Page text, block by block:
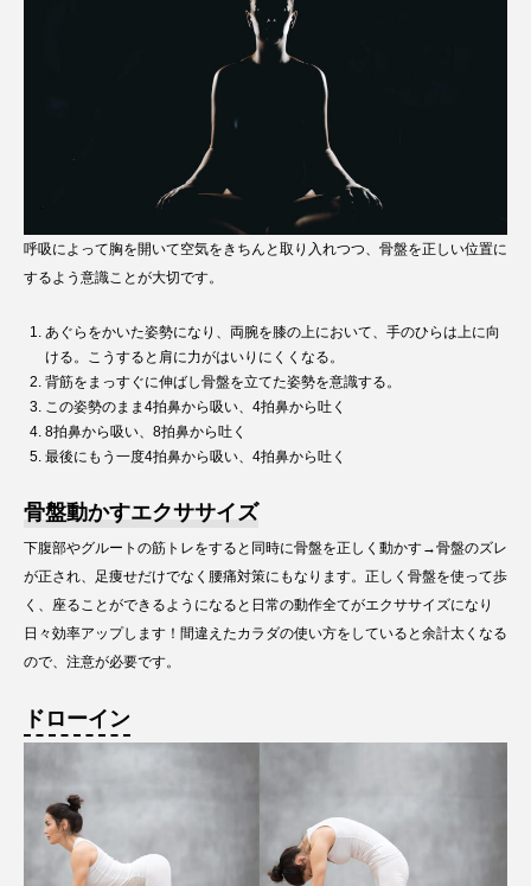
呼吸によって胸を開いて空気をきちんと取り入れつつ、骨盤を正しい位置に
するよう意識ことが大切です。
あぐらをかいた姿勢になり、両腕を膝の上において、手のひらは上に向
ける。こうすると肩に力がはいりにくくなる。
背筋をまっすぐに伸ばし骨盤を立てた姿勢を意識する。
この姿勢のまま4拍鼻から吸い、4拍鼻から吐く
8拍鼻から吸い、8拍鼻から吐く
最後にもう一度4拍鼻から吸い、4拍鼻から吐く
骨盤動かすエクササイズ
下腹部やグルートの筋トレをすると同時に骨盤を正しく動かす→骨盤のズレ
が正され、足痩せだけでなく腰痛対策にもなります。正しく骨盤を使って歩
く、座ることができるようになると日常の動作全てがエクササイズになり
日々効率アップします！間違えたカラダの使い方をしていると余計太くなる
ので、注意が必要です。
ドローイン